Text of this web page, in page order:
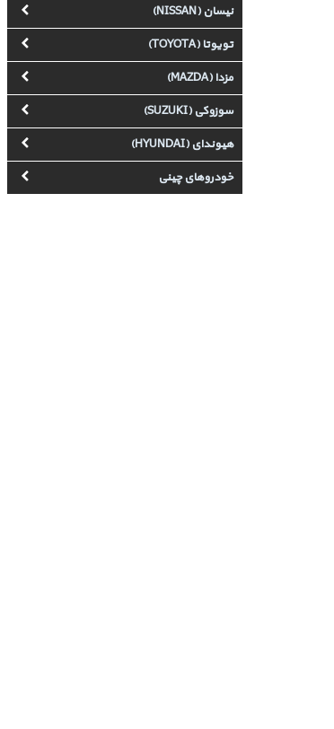
نیسان (NISSAN)
تویوتا (TOYOTA)
مزدا (MAZDA)
سوزوکی (SUZUKI)
هیوندای (HYUNDAI)
خودروهای چینی